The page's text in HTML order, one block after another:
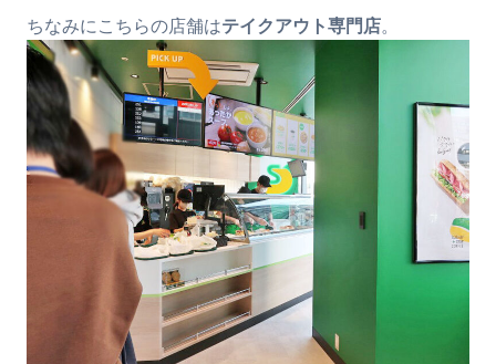
ちなみにこちらの店舗はテイクアウト専門店。